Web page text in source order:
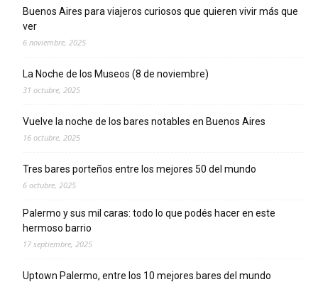
Buenos Aires para viajeros curiosos que quieren vivir más que
ver
6 noviembre, 2025
La Noche de los Museos (8 de noviembre)
31 octubre, 2025
Vuelve la noche de los bares notables en Buenos Aires
16 octubre, 2025
Tres bares porteños entre los mejores 50 del mundo
6 octubre, 2025
Palermo y sus mil caras: todo lo que podés hacer en este
hermoso barrio
17 septiembre, 2025
Uptown Palermo, entre los 10 mejores bares del mundo